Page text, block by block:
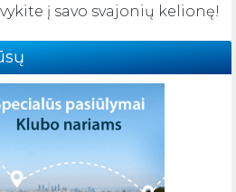
į savo svajonių kelionę!